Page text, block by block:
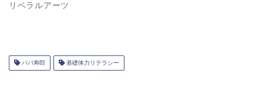
リベラルアーツ
パパ寿郎 基礎体力リテラシー